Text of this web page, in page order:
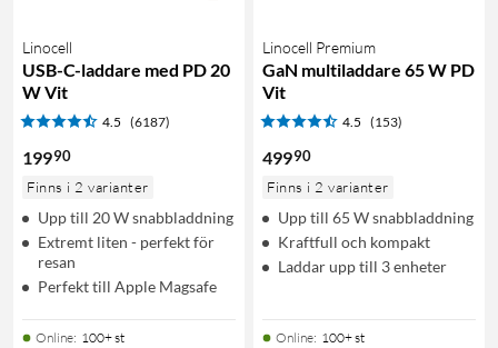
Linocell
USB-C-laddare med PD 20
W Vit
4.5 (6187)
19990
Finns i 2 varianter
Upp till 20 W snabbladdning
Extremt liten - perfekt för
resan
Perfekt till Apple Magsafe
Online: 100+ st
Linocell Premium
GaN multiladdare 65 W PD
Vit
4.5 (153)
49990
Finns i 2 varianter
Upp till 65 W snabbladdning
Kraftfull och kompakt
Laddar upp till 3 enheter
Online: 100+ st